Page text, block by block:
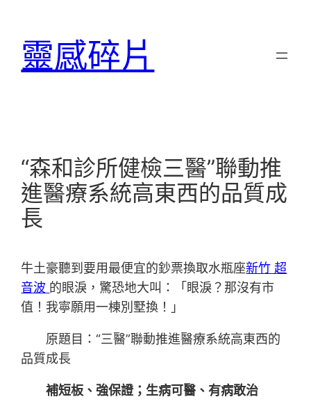
靈感碎片
“森和診所健檢三醫”聯動推
進醫療系統高東西的品質成
長
牛土豪聽到要用最便宜的鈔票換取水瓶座新竹 超
音波 的眼淚，驚恐地大叫：「眼淚？那沒有市
值！我寧願用一棟別墅換！」
原題目：“三醫”聯動推進醫療系統高東西的
品質成長
補短板、強保證；生病可醫、有病敢治